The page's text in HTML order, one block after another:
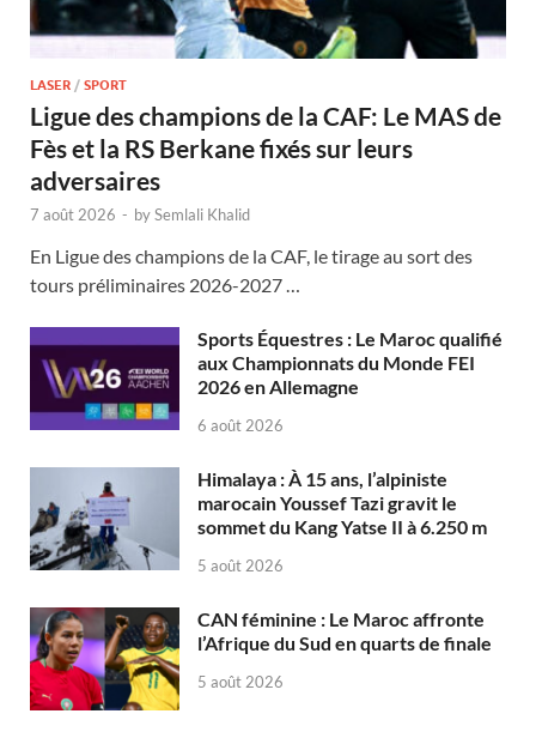
LASER / SPORT
Ligue des champions de la CAF: Le MAS de
Fès et la RS Berkane fixés sur leurs
adversaires
7 août 2026 - bySemlali Khalid
En Ligue des champions de la CAF, le tirage au sort des
tours préliminaires 2026-2027 …
Sports Équestres : Le Maroc qualifié
aux Championnats du Monde FEI
2026 en Allemagne
6 août 2026
Himalaya : À 15 ans, l’alpiniste
marocain Youssef Tazi gravit le
sommet du Kang Yatse II à 6.250 m
5 août 2026
CAN féminine : Le Maroc affronte
l’Afrique du Sud en quarts de finale
5 août 2026